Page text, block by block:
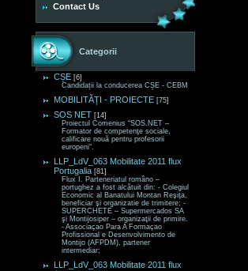
Contact Us
Categorii
CȘE [6]
Candidații la conducerea CȘE - CEBM
MOBILITĂȚI - PROIECTE [75]
SOS NET [14]
Proiectul Comenius “SOS.NET –
Formator de competenţe sociale,
calificare nouă pentru profesorii
europeni“.
LLP_LdV_063 Mobilitate 2011 flux
Portugalia [81]
Flux I. Parteneriatul româno –
portughez a fost alcătuit din: - Colegiul
Economic al Banatului Montan Reşiţa,
beneficiar şi organizatie de trimitere; -
SUPERCHETE – Supermercados SA
şi Montijosiper – organizaţii de primire.
- Associaçao Para A Formaçao
Profissional e Desenvolvimento de
Montijo (AFPDM), partener
intermediar;
LLP_LdV_063 Mobilitate 2011 flux